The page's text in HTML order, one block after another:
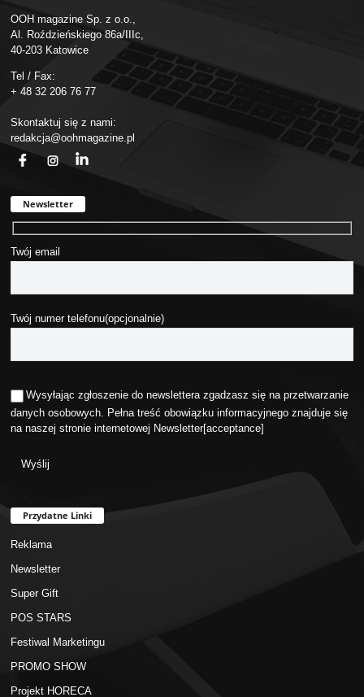
OOH magazine Sp. z o.o.,
Al. Roździeńskiego 86a/IIIc,
40-203 Katowice
Tel / Fax:
+ 48 32 206 76 77
Skontaktuj się z nami:
redakcja@oohmagazine.pl
Newsletter
Twój email
Twój numer telefonu(opcjonalnie)
Wysyłając zgłoszenie do newslettera zgadzasz się na przetwarzanie
danych osobowych. Pełna treść obowiązku informacyjnego znajduje się
na naszej stronie internetowej Newsletter[acceptance]
Przydatne Linki
Reklama
Newsletter
Super Gift
POS STARS
Festiwal Marketingu
PROMO SHOW
Projekt HORECA